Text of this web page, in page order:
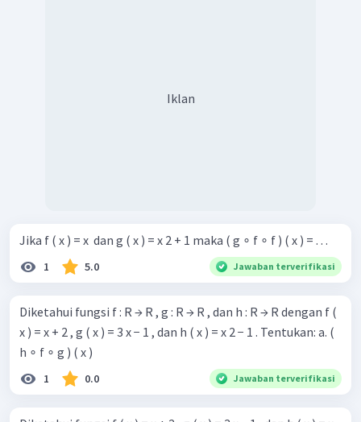
Iklan
Jika f ( x ) = x ​ dan g ( x ) = x 2 + 1 maka ( g ∘ f ∘ f ) ( x ) = . . .
1 5.0 Jawaban terverifikasi
Diketahui fungsi f : R → R , g : R → R , dan h : R → R dengan f (
x ) = x + 2 , g ( x ) = 3 x − 1 , dan h ( x ) = x 2 − 1 . Tentukan: a. (
h ∘ f ∘ g ) ( x )
1 0.0 Jawaban terverifikasi